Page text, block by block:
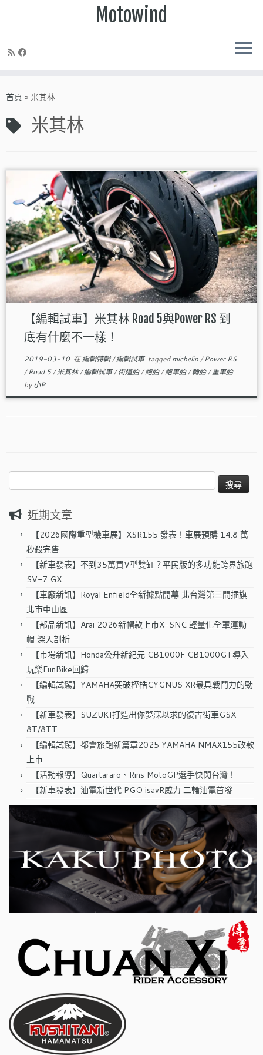
to
Motowind
首頁 » 米其林
米其林
【編輯試車】米其林 Road 5與Power RS 到
底有什麼不一樣！
2019-03-10在編輯特輯/編輯試車 taggedmichelin/Power RS
/Road 5/米其林/編輯試車/街道胎/跑胎/跑車胎/輪胎/重車胎
by小P
尋
鍵
近期文章
【2026國際重型機車展】XSR155 發表！車展預購 14.8 萬
秒殺完售
【新車發表】不到35萬買V型雙缸？平民版的多功能跨界旅跑
SV-7 GX
【車廠新訊】Royal Enfield全新據點開幕 北台灣第三間插旗
北市中山區
【部品新訊】Arai 2026新帽款上市X-SNC 輕量化全罩運動
帽 深入剖析
【市場新訊】Honda公升新紀元 CB1000F CB1000GT導入
玩樂FunBike回歸
【編輯試駕】YAMAHA突破桎梏CYGNUS XR最具戰鬥力的勁
戰
【新車發表】SUZUKI打造出你夢寐以求的復古街車GSX
8T/8TT
【編輯試駕】都會旅跑新篇章2025 YAMAHA NMAX155改款
上市
【活動報導】Quartararo、Rins MotoGP選手快閃台灣！
【新車發表】油電新世代 PGO isavR威力 二輪油電首發